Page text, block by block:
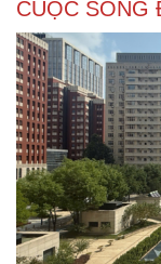
CUỘC SỐNG